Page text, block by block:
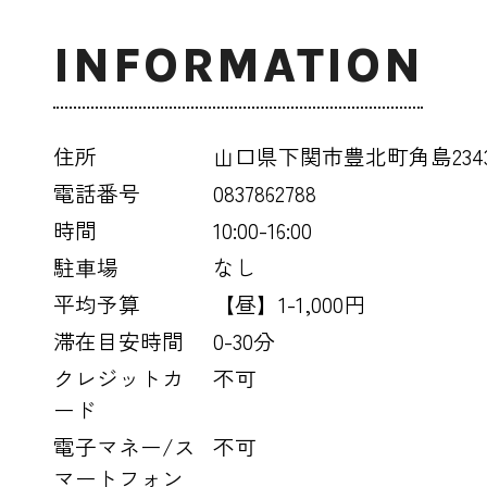
INFORMATION
住所
山口県下関市豊北町角島
電話番号
0837862788
時間
10:00-16:00
駐車場
なし
平均予算
【昼】1-1,000円
滞在目安時間
0-30分
クレジットカ
ード
不可
電子マネー/ス
マートフォン
不可